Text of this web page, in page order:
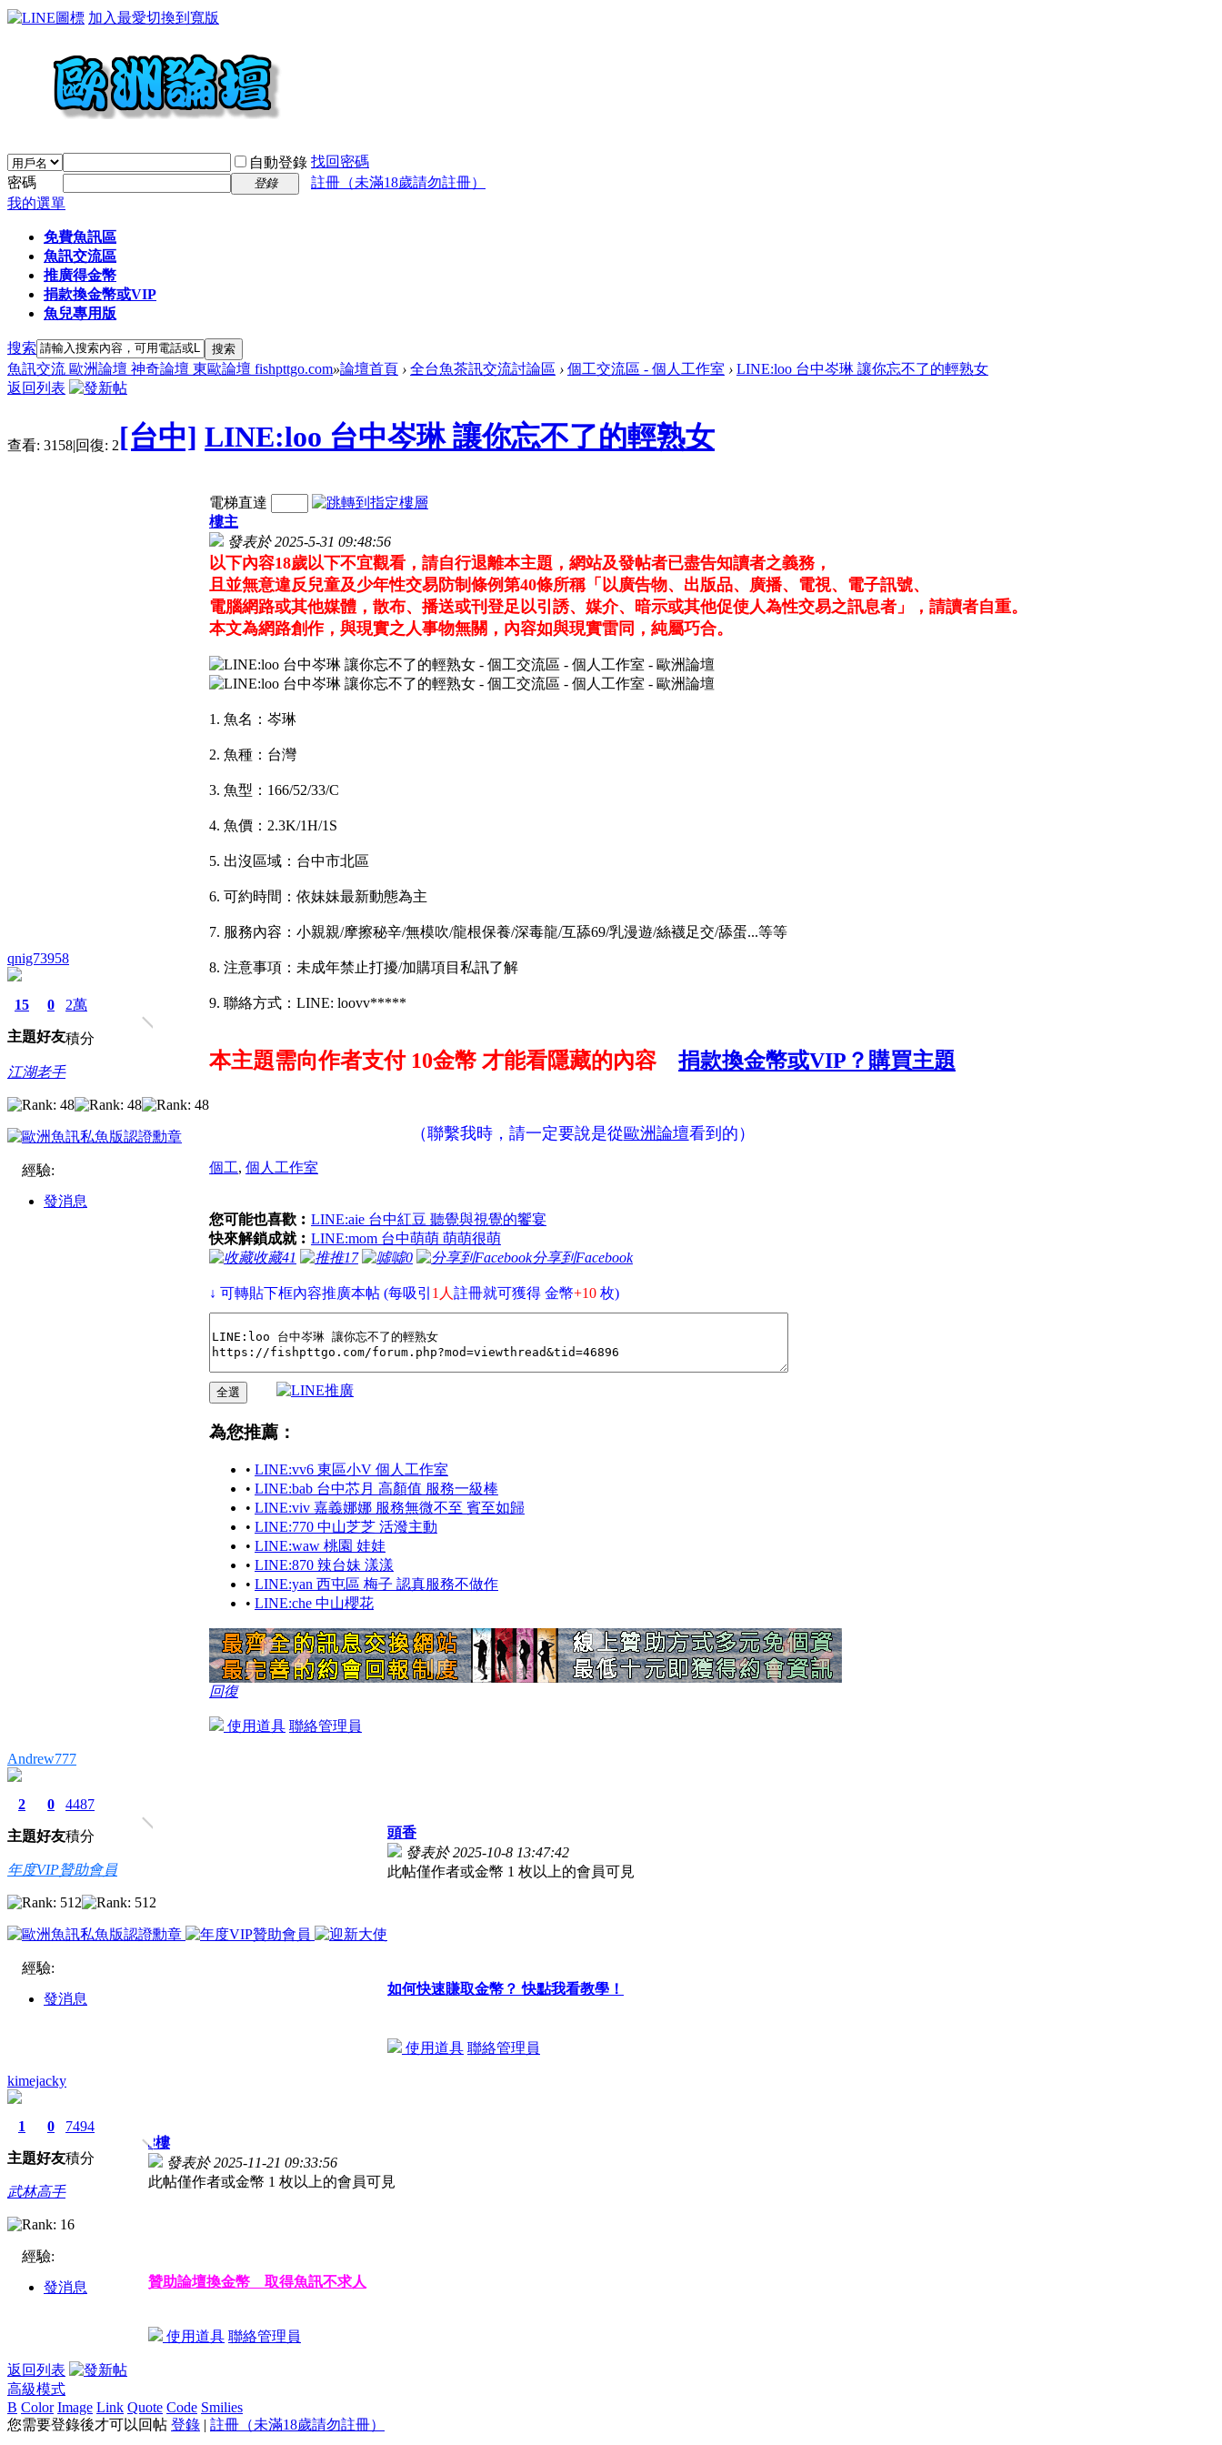
加入最愛切換到寬版
自動登錄 找回密碼
密碼
登錄
註冊（未滿18歲請勿註冊）
我的選單
免費魚訊區
魚訊交流區
推廣得金幣
捐款換金幣或VIP
魚兒專用版
搜索 搜索
魚訊交流 歐洲論壇 神奇論壇 東歐論壇 fishpttgo.com»論壇首頁 › 全台魚茶訊交流討論區 › 個工交流區 - 個人工作室 › LINE:loo 台中岑琳 讓你忘不了的輕熟女
返回列表
查看: 3158|回復: 2[台中] LINE:loo 台中岑琳 讓你忘不了的輕熟女
qnig73958
15
主題
0
好友
2萬
積分
江湖老手
經驗:
發消息
電梯直達
樓主
發表於 2025-5-31 09:48:56
以下內容18歲以下不宜觀看，請自行退離本主題，網站及發帖者已盡告知讀者之義務，
且並無意違反兒童及少年性交易防制條例第40條所稱「以廣告物、出版品、廣播、電視、電子訊號、
電腦網路或其他媒體，散布、播送或刊登足以引誘、媒介、暗示或其他促使人為性交易之訊息者」，請讀者自重。
本文為網路創作，與現實之人事物無關，內容如與現實雷同，純屬巧合。
1. 魚名：岑琳
2. 魚種：台灣
3. 魚型：166/52/33/C
4. 魚價：2.3K/1H/1S
5. 出沒區域：台中市北區
6. 可約時間：依妹妹最新動態為主
7. 服務內容：小親親/摩擦秘辛/無模吹/龍根保養/深毒龍/互舔69/乳漫遊/絲襪足交/舔蛋...等等
8. 注意事項：未成年禁止打擾/加購項目私訊了解
9. 聯絡方式：LINE: loovv*****
本主題需向作者支付 10金幣才能看隱藏的內容捐款換金幣或VIP？ 購買主題
（聯繫我時，請一定要說是從歐洲論壇看到的）
個工, 個人工作室
您可能也喜歡︰ LINE:aie 台中紅豆 聽覺與視覺的饗宴
快來解鎖成就︰ LINE:mom 台中萌萌 萌萌很萌
收藏41 推17 噓0 分享到Facebook
↓ 可轉貼下框內容推廣本帖 (每吸引 1人 註冊就可獲得 金幣+10 枚)
為您推薦：
• LINE:vv6 東區小V 個人工作室
• LINE:bab 台中芯月 高顏值 服務一級棒
• LINE:viv 嘉義娜娜 服務無微不至 賓至如歸
• LINE:770 中山芝芝 活潑主動
• LINE:waw 桃園 娃娃
• LINE:870 辣台妹 漾漾
• LINE:yan 西屯區 梅子 認真服務不做作
• LINE:che 中山櫻花
回復
使用道具 聯絡管理員
Andrew777
2
主題
0
好友
4487
積分
年度VIP贊助會員
經驗:
發消息
頭香
發表於 2025-10-8 13:47:42
此帖僅作者或金幣 1 枚以上的會員可見
如何快速賺取金幣？ 快點我看教學！
使用道具 聯絡管理員
kimejacky
1
主題
0
好友
7494
積分
武林高手
經驗:
發消息
3樓
發表於 2025-11-21 09:33:56
此帖僅作者或金幣 1 枚以上的會員可見
贊助論壇換金幣 取得魚訊不求人
使用道具 聯絡管理員
返回列表
高級模式
B Color Image Link Quote Code Smilies
您需要登錄後才可以回帖 登錄 | 註冊（未滿18歲請勿註冊）